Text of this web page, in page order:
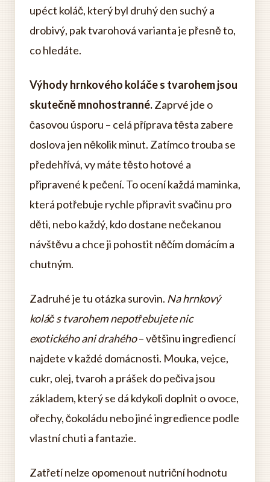
upéct koláč, který byl druhý den suchý a
drobivý, pak tvarohová varianta je přesně to,
co hledáte.
Výhody hrnkového koláče s tvarohem jsou
skutečně mnohostranné.Zaprvé jde o
časovou úsporu – celá příprava těsta zabere
doslova jen několik minut. Zatímco trouba se
předehřívá, vy máte těsto hotové a
připravené k pečení. To ocení každá maminka,
která potřebuje rychle připravit svačinu pro
děti, nebo každý, kdo dostane nečekanou
návštěvu a chce ji pohostit něčím domácím a
chutným.
Zadruhé je tu otázka surovin. Na hrnkový
koláč s tvarohem nepotřebujete nic
exotického ani drahého– většinu ingrediencí
najdete v každé domácnosti. Mouka, vejce,
cukr, olej, tvaroh a prášek do pečiva jsou
základem, který se dá kdykoli doplnit o ovoce,
ořechy, čokoládu nebo jiné ingredience podle
vlastní chuti a fantazie.
Zatřetí nelze opomenout nutriční hodnotu